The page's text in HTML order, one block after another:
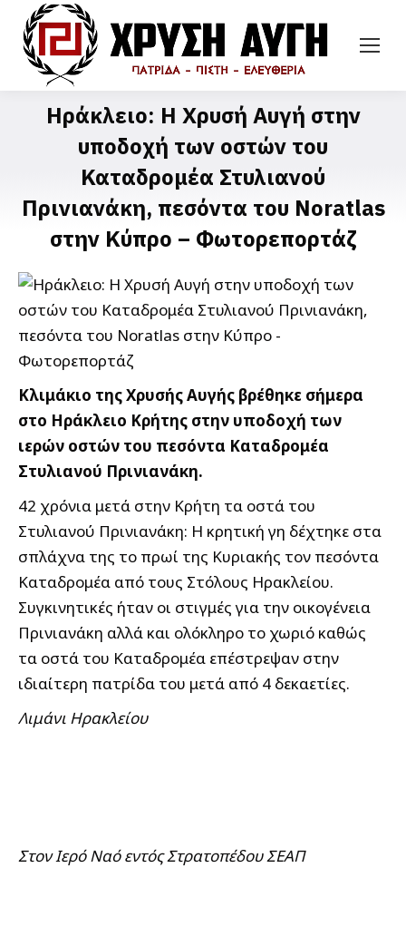
Ηράκλειο: Η Χρυσή Αυγή στην
υποδοχή των οστών του
Καταδρομέα Στυλιανού
Πρινιανάκη, πεσόντα του Noratlas
στην Κύπρο – Φωτορεπορτάζ
Κλιμάκιο της Χρυσής Αυγής βρέθηκε σήμερα
στο Ηράκλειο Κρήτης στην υποδοχή των
ιερών οστών του πεσόντα Καταδρομέα
Στυλιανού Πρινιανάκη.
42 χρόνια μετά στην Κρήτη τα οστά του
Στυλιανού Πρινιανάκη: Η κρητική γη δέχτηκε στα
σπλάχνα της το πρωί της Κυριακής τον πεσόντα
Καταδρομέα από τους Στόλους Ηρακλείου.
Συγκινητικές ήταν οι στιγμές για την οικογένεια
Πρινιανάκη αλλά και ολόκληρο το χωριό καθώς
τα οστά του Καταδρομέα επέστρεψαν στην
ιδιαίτερη πατρίδα του μετά από 4 δεκαετίες.
Λιμάνι Ηρακλείου
Στον Ιερό Ναό εντός Στρατοπέδου ΣΕΑΠ